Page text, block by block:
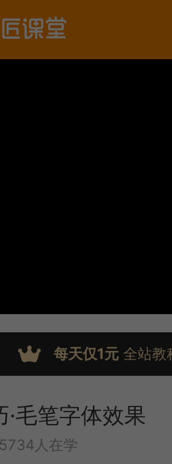
每天仅1元全站教
·毛笔字体效果
5734人在学